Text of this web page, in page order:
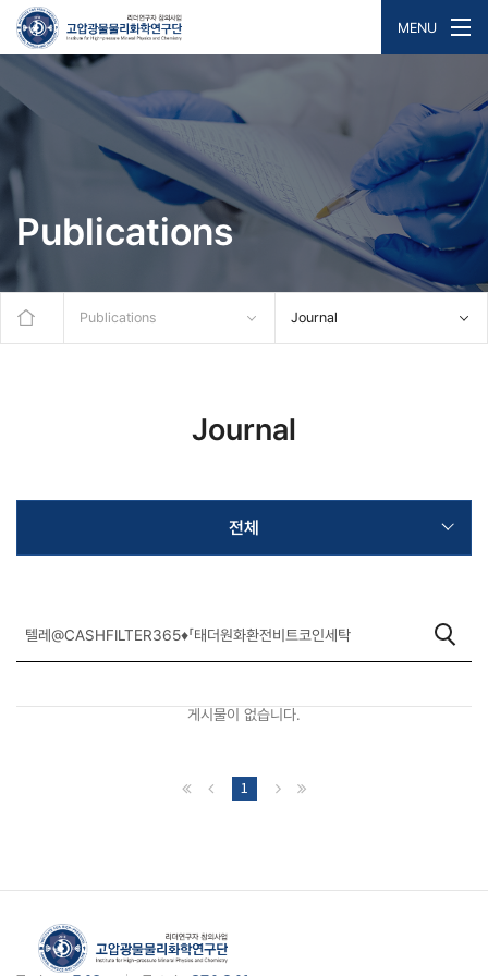
MENU
Publications
Publications Journal
Journal
전체
게시물이 없습니다.
1